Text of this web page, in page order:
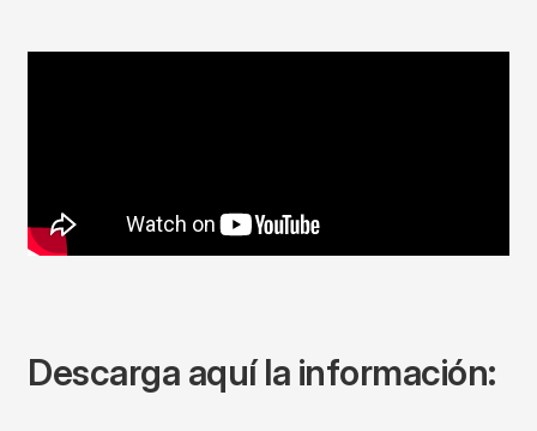
Descarga aquí la información: